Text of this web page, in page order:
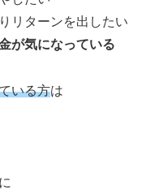
リターンを出したい
が気になっている
いる方は